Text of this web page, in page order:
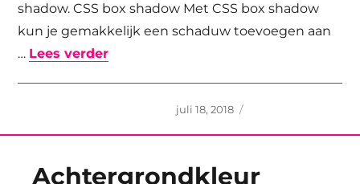
shadow. CSS box shadow Met CSS box shadow
kun je gemakkelijk een schaduw toevoegen aan
… Lees verder“Schaduw website | CSS box
Geplaatst
juli 18, 2018
Achtergrondkleur